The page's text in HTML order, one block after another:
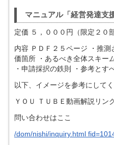
マニュアル「経営発達支
定価 ５，０００円（限定２０部
内容 ＰＤＦ２５ページ ・推
価箇所 ・あるべき全体スキー
・申請採択の鉄則 ・参考とす
以下、イメージを参考にしてく
ＹＯＵ ＴＵＢＥ動画解説リン
問い合わせはここ
/dom/nishi/inquiry.html